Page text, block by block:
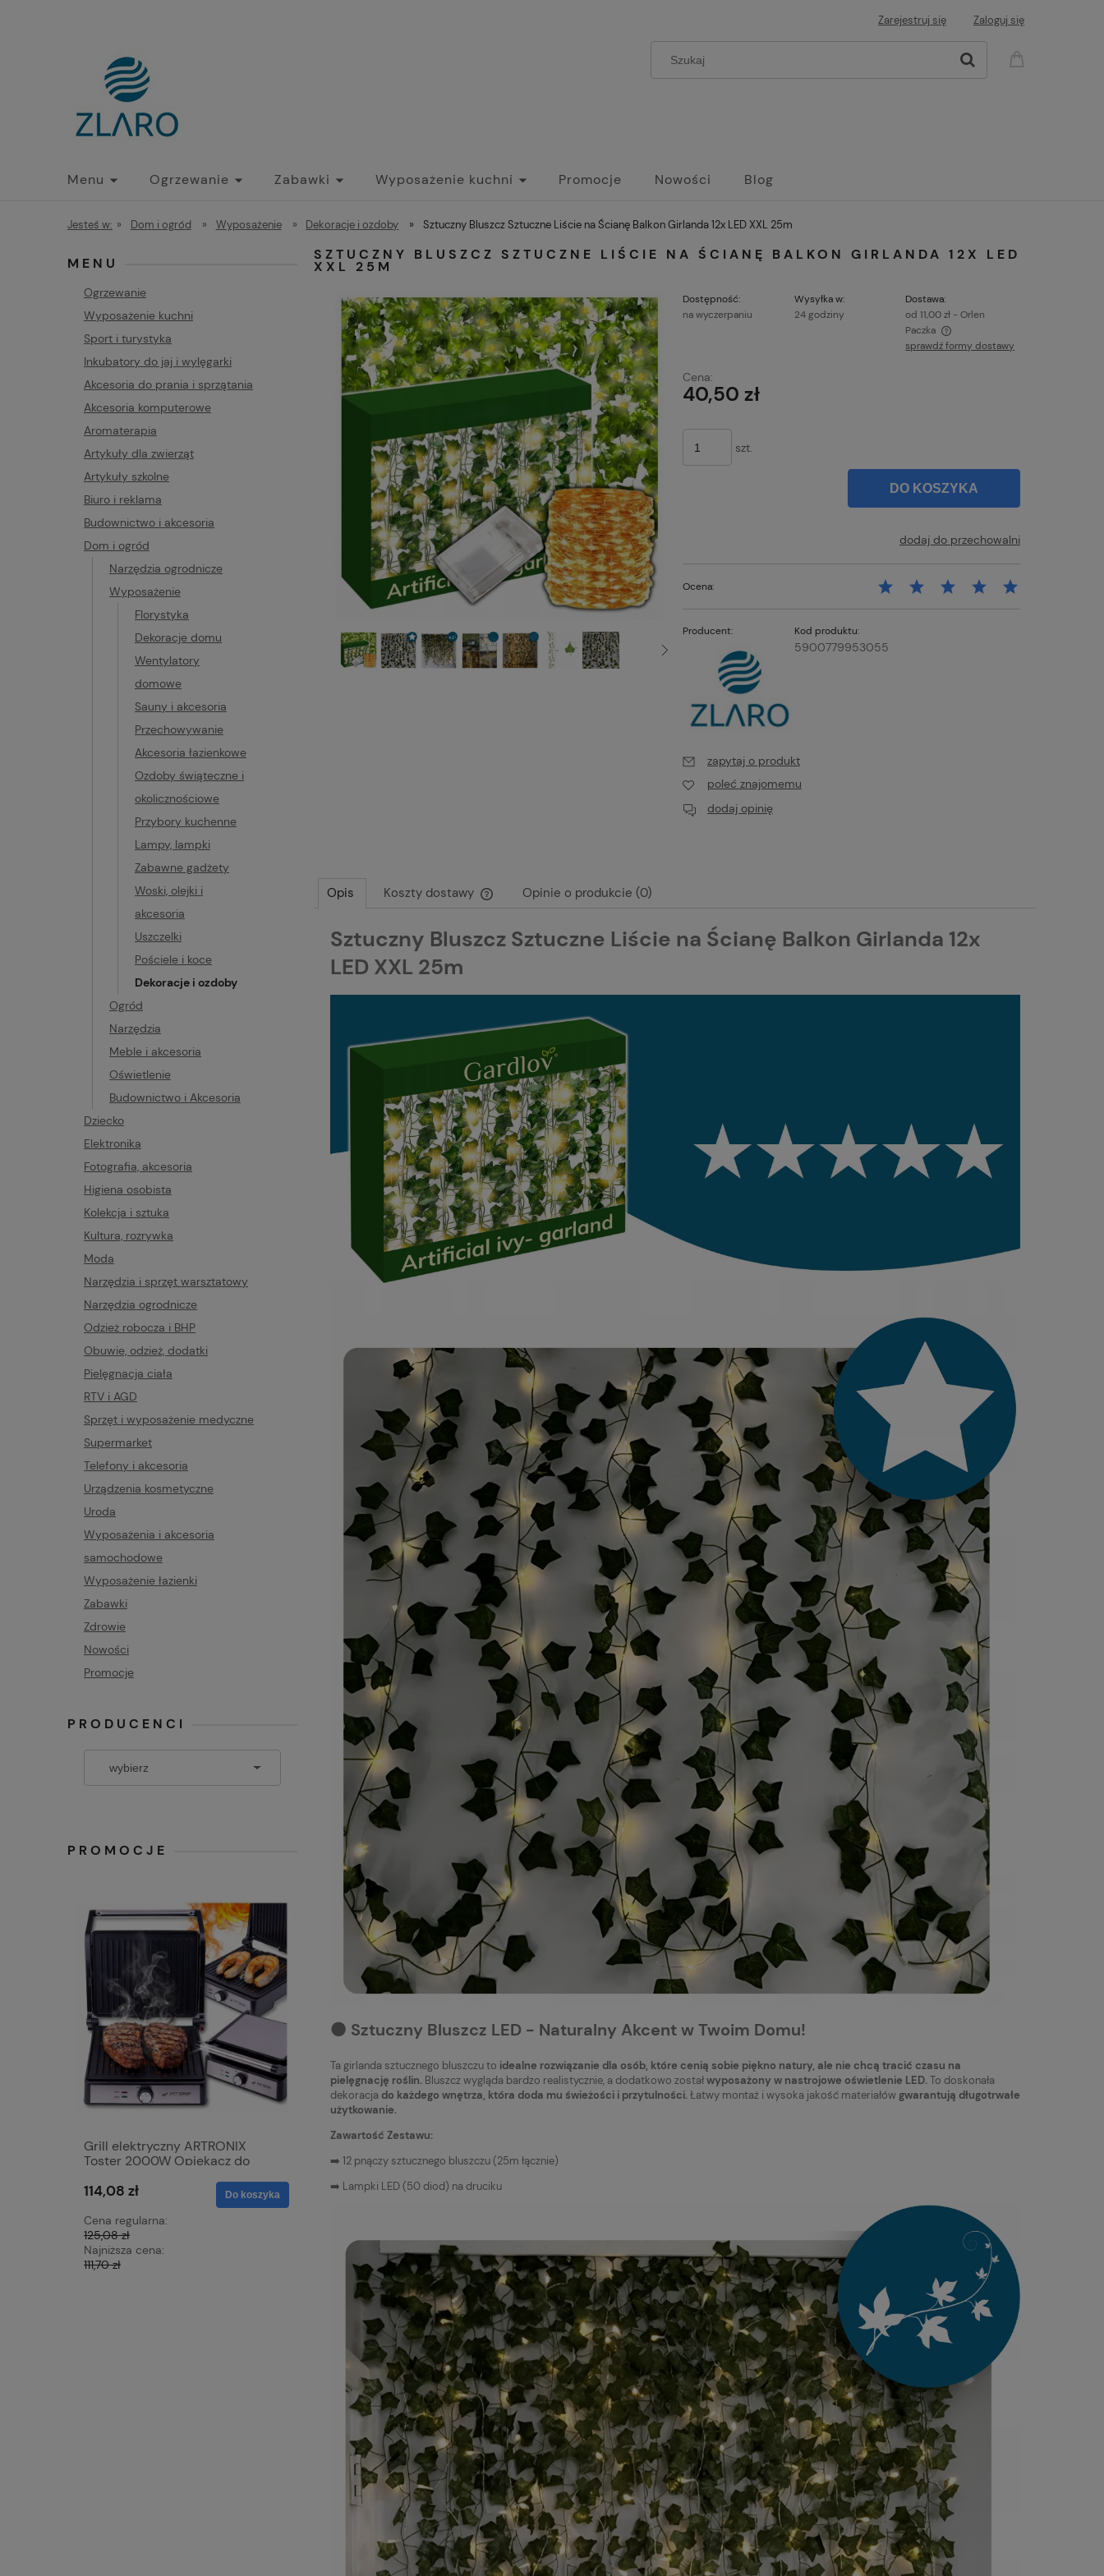
Zarejestruj się Zaloguj się
Menu Ogrzewanie Zabawki Wyposażenie kuchni Promocje Nowości Blog
Jesteś w: » Dom i ogród » Wyposażenie » Dekoracje i ozdoby » Sztuczny Bluszcz Sztuczne Liście na Ścianę Balkon Girlanda 12x LED XXL 25m
MENU
Ogrzewanie
Wyposażenie kuchni
Sport i turystyka
Inkubatory do jaj i wylęgarki
Akcesoria do prania i sprzątania
Akcesoria komputerowe
Aromaterapia
Artykuły dla zwierząt
Artykuły szkolne
Biuro i reklama
Budownictwo i akcesoria
Dom i ogród
Narzędzia ogrodnicze
Wyposażenie
Florystyka
Dekoracje domu
Wentylatory
domowe
Sauny i akcesoria
Przechowywanie
Akcesoria łazienkowe
Ozdoby świąteczne i
okolicznościowe
Przybory kuchenne
Lampy, lampki
Zabawne gadżety
Woski, olejki i
akcesoria
Uszczelki
Pościele i koce
Dekoracje i ozdoby
Ogród
Narzędzia
Meble i akcesoria
Oświetlenie
Budownictwo i Akcesoria
Dziecko
Elektronika
Fotografia, akcesoria
Higiena osobista
Kolekcja i sztuka
Kultura, rozrywka
Moda
Narzędzia i sprzęt warsztatowy
Narzędzia ogrodnicze
Odzież robocza i BHP
Obuwie, odzież, dodatki
Pielęgnacja ciała
RTV i AGD
Sprzęt i wyposażenie medyczne
Supermarket
Telefony i akcesoria
Urządzenia kosmetyczne
Uroda
Wyposażenia i akcesoria
samochodowe
Wyposażenie łazienki
Zabawki
Zdrowie
Nowości
Promocje
PRODUCENCI
PROMOCJE
Grill elektryczny ARTRONIX
Toster 2000W Opiekacz do
XXL
114,08 zł
Cena regularna:
125,08 zł
Najniższa cena:
111,70 zł
Do koszyka
samochodowy Premium eko
nagrzewanie, 120x40 cm, czarna
68,42 zł
Najniższa cena:
SZTUCZNY BLUSZCZ SZTUCZNE LIŚCIE NA ŚCIANĘ BALKON GIRLANDA 12X LED
XXL 25M
Dostępność:
na wyczerpaniu
Wysyłka w:
24 godziny
Dostawa:
od 11,00 zł - Orlen
Paczka
sprawdź formy dostawy
Cena:
40,50 zł
szt.
DO KOSZYKA
dodaj do przechowalni
Ocena:
Producent: Kod produktu:
5900779953055
zapytaj o produkt
poleć znajomemu
dodaj opinię
Opis Koszty dostawy
Cena nie zawiera ewentualnych kosztów
Opinie o produkcie (0)
Sztuczny Bluszcz Sztuczne Liście na Ścianę Balkon Girlanda 12x
LED XXL 25m
⚫️ Sztuczny Bluszcz LED - Naturalny Akcent w Twoim Domu!
Ta girlanda sztucznego bluszczu to idealne rozwiązanie dla osób, które cenią sobie piękno natury, ale nie chcą tracić czasu na
pielęgnację roślin. Bluszcz wygląda bardzo realistycznie, a dodatkowo zostałwyposażony w nastrojowe oświetlenie LED.To doskonała
dekoracja do każdego wnętrza, która doda mu świeżości i przytulności.Łatwy montaż i wysoka jakość materiałów gwarantują długotrwałe
użytkowanie.
Zawartość Zestawu:
➡️ 12 pnączy sztucznego bluszczu (25m łącznie)
➡️ Lampki LED (50 diod) na druciku